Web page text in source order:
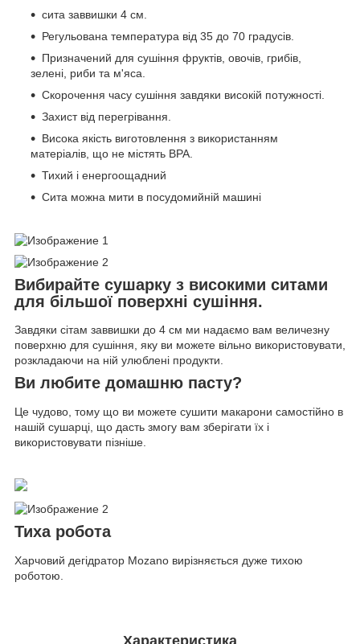
сита заввишки 4 см.
Регульована температура від 35 до 70 градусів.
Призначений для сушіння фруктів, овочів, грибів,
зелені, риби та м'яса.
Скорочення часу сушіння завдяки високій потужності.
Захист від перегрівання.
Висока якість виготовлення з використанням
матеріалів, що не містять BPA.
Тихий і енергоощадний
Сита можна мити в посудомийній машині
Вибирайте сушарку з високими ситами
для більшої поверхні сушіння.
Завдяки сітам заввишки до 4 см ми надаємо вам величезну
поверхню для сушіння, яку ви можете вільно використовувати,
розкладаючи на ній улюблені продукти.
Ви любите домашню пасту?
Це чудово, тому що ви можете сушити макарони самостійно в
нашій сушарці, що дасть змогу вам зберігати їх і
використовувати пізніше.
Тиха робота
Харчовий дегідратор Mozano вирізняється дуже тихою
роботою.
Характеристика